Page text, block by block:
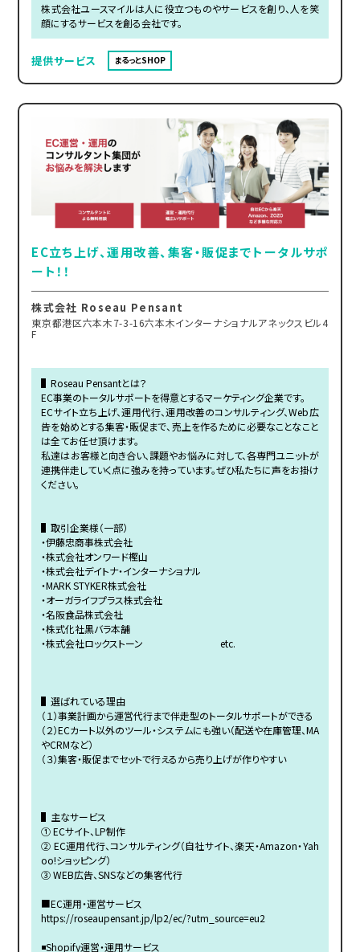
株式会社ユースマイルは人に役立つものやサービスを創り、人を笑
顔にするサービスを創る会社です。
提供サービス まるっとSHOP
EC立ち上げ、運用改善、集客・販促までトータルサポ
ート！！
株式会社 Roseau Pensant
東京都港区六本木7-3-16六本木インターナショナルアネックスビル4
F
▌Roseau Pensantとは？
EC事業のトータルサポートを得意とするマーケティング企業です。
ECサイト立ち上げ、運用代行、運用改善のコンサルティング、Web広
告を始めとする集客・販促まで、売上を作るために必要なことなこと
は全てお任せ頂けます。
私達はお客様と向き合い、課題やお悩みに対して、各専門ユニットが
連携伴走していく点に強みを持っています。ぜひ私たちに声をお掛け
ください。
▌取引企業様（一部）
・伊藤忠商事株式会社
・株式会社オンワード樫山
・株式会社デイトナ・インターナショナル
・MARK STYKER株式会社
・オーガライフプラス株式会社
・名阪食品株式会社
・株式化社黒バラ本舗
・株式会社ロックストーン etc.
▌選ばれている理由
（１）事業計画から運営代行まで伴走型のトータルサポートができる
（２）ECカート以外のツール・システムにも強い（配送や在庫管理、MA
やCRMなど）
（３）集客・販促までセットで行えるから売り上げが作りやすい
▌主なサービス
① ECサイト、LP制作
② EC運用代行、コンサルティング（自社サイト、楽天・Amazon・Yah
oo!ショッピング）
③ WEB広告、SNSなどの集客代行
■EC運用・運営サービス
https://roseaupensant.jp/lp2/ec/?utm_source=eu2
◾️Shopify運営・運用サービス